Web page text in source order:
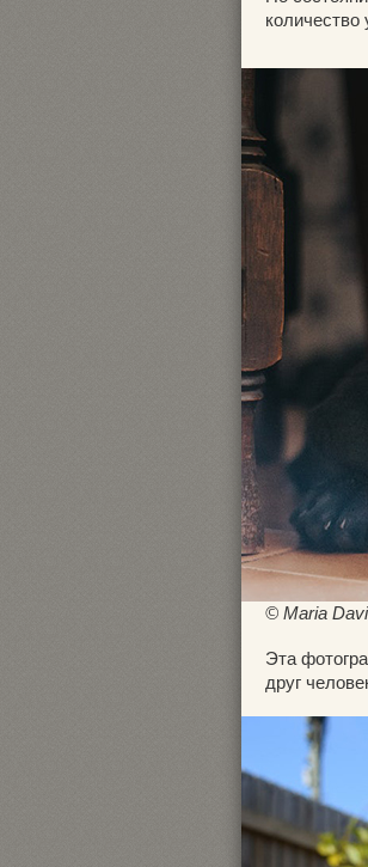
количество
© Maria
Эта
друг